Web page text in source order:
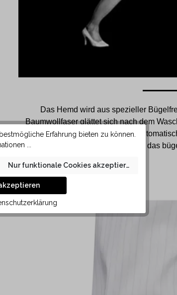
Das Hemd wird aus spezieller
Baumwollfaser glättet sich nach dem
kleine Falten im Hemd legen sich
somit wird das
Erfahrung bieten zu können.
...
Nur funktionale Cookies akzeptieren